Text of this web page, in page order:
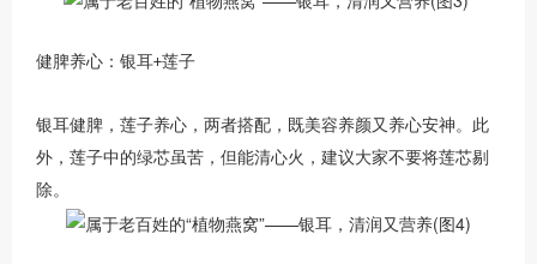
健脾养心：银耳+莲子
银耳健脾，莲子养心，两者搭配，既美容养颜又养心安神。此
外，莲子中的绿芯虽苦，但能清心火，建议大家不要将莲芯剔
除。